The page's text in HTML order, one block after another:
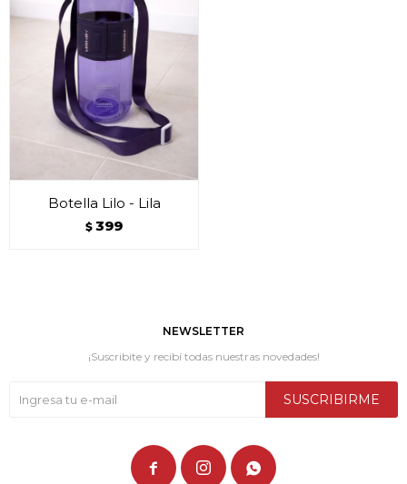
Botella Lilo - Lila
$ 399
NEWSLETTER
¡Suscribite y recibí todas nuestras novedades!
SUSCRIBIRME
  